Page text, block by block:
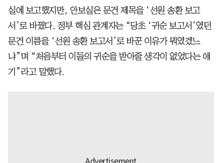
실에 보고했지만, 안보실은 문건 제목을 ‘선원 송환 보고
서’로 바꿨다. 정부 핵심 관계자는 “당초 ‘귀순 보고서’였던
문건 이름을 ‘선원 송환 보고서’로 바꾼 이유가 뭐였겠느
냐”며 “처음부터 이들의 귀순을 받아줄 생각이 없었다는 얘
기”라고 말했다.